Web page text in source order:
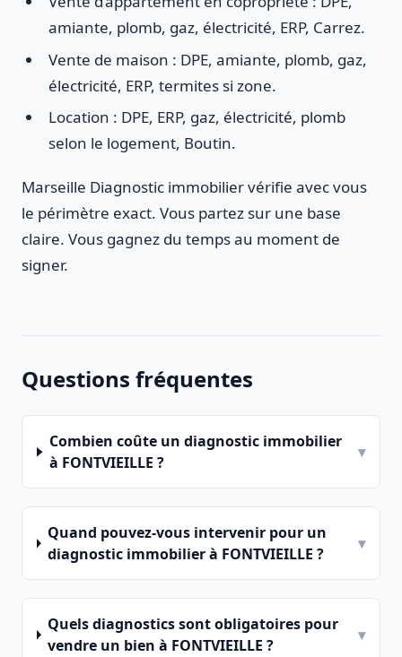
amiante, plomb, gaz, électricité, ERP, Carrez.
Vente de maison : DPE, amiante, plomb, gaz,
électricité, ERP, termites si zone.
Location : DPE, ERP, gaz, électricité, plomb
selon le logement, Boutin.
Marseille Diagnostic immobilier vérifie avec vous
le périmètre exact. Vous partez sur une base
claire. Vous gagnez du temps au moment de
signer.
Questions fréquentes
Combien coûte un diagnostic immobilier
à FONTVIEILLE ?
▾
Quand pouvez-vous intervenir pour un
diagnostic immobilier à FONTVIEILLE ?
▾
Quels diagnostics sont obligatoires pour
vendre un bien à FONTVIEILLE ?
▾